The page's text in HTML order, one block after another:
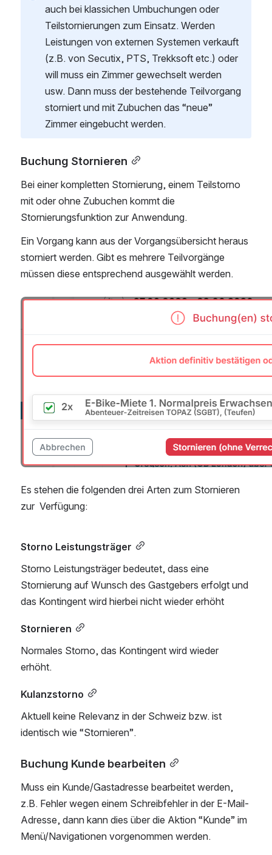
auch bei klassichen Umbuchungen oder
Teilstornierungen zum Einsatz. Werden
Leistungen von externen Systemen verkauft
(z.B. von Secutix, PTS, Trekksoft etc.) oder
will muss ein Zimmer gewechselt werden
usw. Dann muss der bestehende Teilvorgang
storniert und mit Zubuchen das “neue”
Zimmer eingebucht werden.
Buchung Stornieren
Bei einer kompletten Stornierung, einem Teilstorno
mit oder ohne Zubuchen kommt die
Stornierungsfunktion zur Anwendung.
Ein Vorgang kann aus der Vorgangsübersicht heraus
storniert werden. Gibt es mehrere Teilvorgänge
müssen diese entsprechend ausgewählt werden.
Es stehen die folgenden drei Arten zum Stornieren
zur  Verfügung:
Storno Leistungsträger
Storno Leistungsträger bedeutet, dass eine
Stornierung auf Wunsch des Gastgebers erfolgt und
das Kontingent wird hierbei nicht wieder erhöht
Stornieren
Normales Storno, das Kontingent wird wieder
erhöht.
Kulanzstorno
Aktuell keine Relevanz in der Schweiz bzw. ist
identisch wie “Stornieren”.
Buchung Kunde bearbeiten
Muss ein Kunde/Gastadresse bearbeitet werden,
z.B. Fehler wegen einem Schreibfehler in der E-Mail-
Adresse, dann kann dies über die Aktion “Kunde” im
Menü/Navigationen vorgenommen werden.